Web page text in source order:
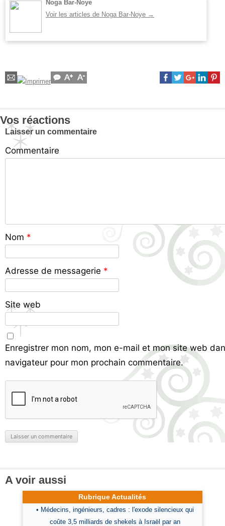
Noga Bar-Noye
Voir les articles de Noga Bar-Noye →
Vos réactions
Laisser un commentaire
Commentaire
Nom *
Adresse de messagerie *
Site web
Enregistrer mon nom, mon e-mail et mon site web
navigateur pour mon prochain commentaire.
A voir aussi
Rubrique Actualités
• Médecins, ingénieurs, cadres : l'exode silencieux qui
coûte 3,5 milliards de shekels à Israël par an